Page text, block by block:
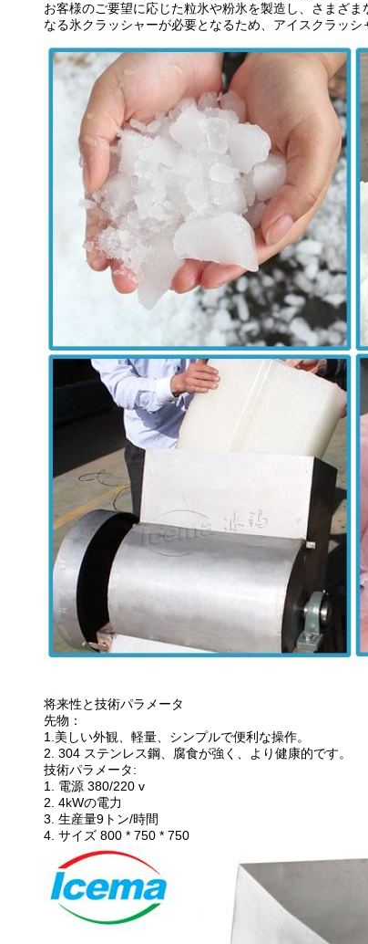
お客様のご要望に応じた粒氷や粉氷を製造し、さまざ
なる氷クラッシャーが必要となるため、アイスクラッ
将来性と技術パラメータ
先物：
1.美しい外観、軽量、シンプルで便利な操作。
2. 304 ステンレス鋼、腐食が強く、より健康的です。
技術パラメータ:
1. 電源 380/220 v
2. 4kWの電力
3. 生産量9トン/時間
4. サイズ 800 * 750 * 750